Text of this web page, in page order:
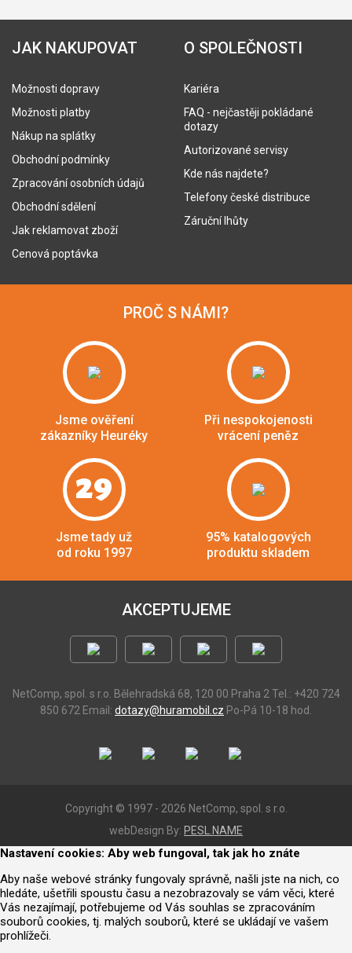
JAK NAKUPOVAT
Možnosti dopravy
Možnosti platby
Nákup na splátky
Obchodní podmínky
Zpracování osobních údajů
Obchodní sdělení
Jak reklamovat zboží
Cenová poptávka
O SPOLEČNOSTI
Kariéra
FAQ - nejčastěji pokládané
dotazy
Autorizované servisy
Kde nás najdete?
Telefony české distribuce
Záruční lhůty
PROČ S NÁMI?
Jsme ověření
zákazníky Heuréky
Při nespokojenosti
vrácení peněz
29
Jsme tady už
od roku 1997
95% katalogových
produktu skladem
AKCEPTUJEME
NetComp, spol. s r.o. Bělehradská 68, 120 00 Praha 2 Tel.: +420 724
850 672 Email: dotazy@huramobil.cz Po-Pá 10-18 hod.
Copyright © 1997 - 2026 NetComp, spol. s r.o.
webDesign By: PESL.NAME
Nastavení cookies: Aby web fungoval, tak jak ho znáte
Aby naše webové stránky fungovaly správně, našli jste na nich, co
hledáte, ušetřili spoustu času a nezobrazovaly se vám věci, které
Vás nezajímají, potřebujeme od Vás souhlas se zpracováním
souborů cookies, tj. malých souborů, které se ukládají ve vašem
prohlížeči.